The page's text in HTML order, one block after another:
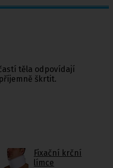
Fixační krční
límce
těla odpovídají
škrtit.